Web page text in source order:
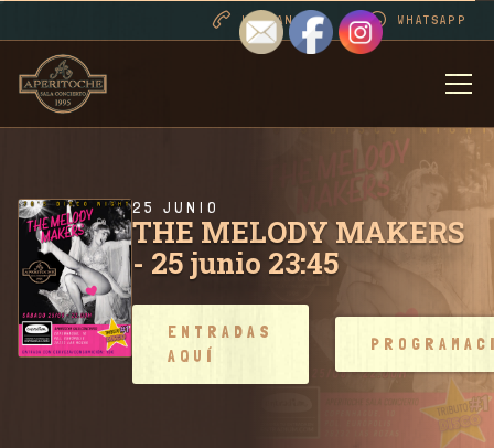
LLAMANOS WHATSAPP
THE MELODY MAKERS
- 25 junio 23:45
25 JUNIO
ENTRADAS
AQUÍ
BIENVENIDOS
DESDE 1995
RIDER SALA